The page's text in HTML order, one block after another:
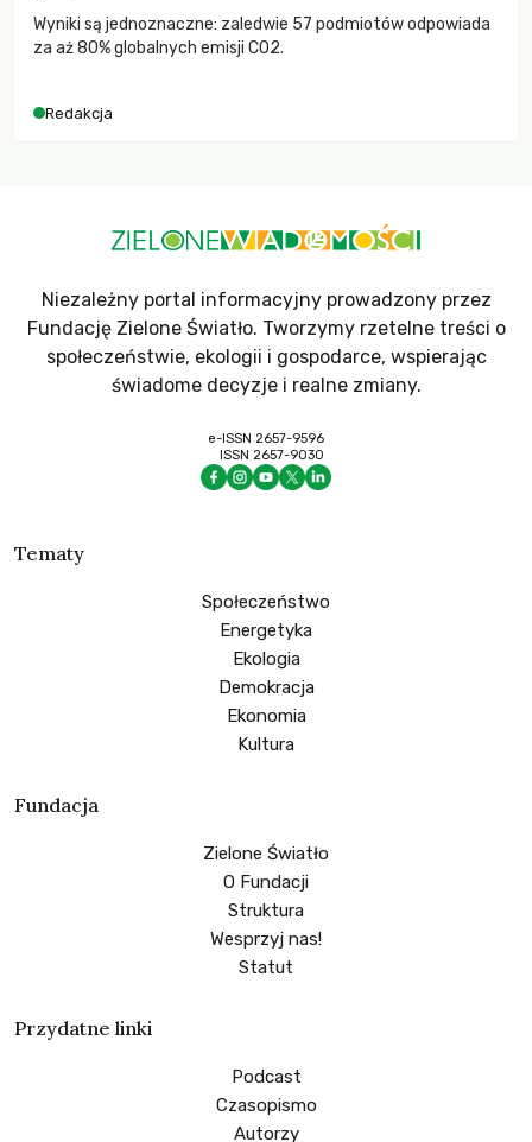
Wyniki są jednoznaczne: zaledwie 57 podmiotów odpowiada
za aż 80% globalnych emisji CO2.
Redakcja
Niezależny portal informacyjny prowadzony przez
Fundację Zielone Światło. Tworzymy rzetelne treści o
społeczeństwie, ekologii i gospodarce, wspierając
świadome decyzje i realne zmiany.
e-ISSN 2657-9596
ISSN 2657-9030
Tematy
Społeczeństwo
Energetyka
Ekologia
Demokracja
Ekonomia
Kultura
Fundacja
Zielone Światło
O Fundacji
Struktura
Wesprzyj nas!
Statut
Przydatne linki
Podcast
Czasopismo
Autorzy